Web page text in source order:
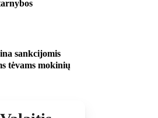
sankcijomis
tėvams mokinių